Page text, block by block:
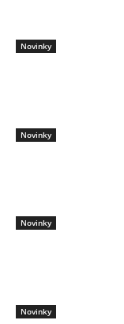
Novinky
Novinky
Novinky
Novinky